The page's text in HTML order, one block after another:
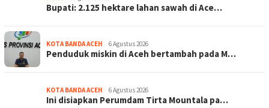
Bupati: 2.125 hektare lahan sawah di Ace…
KOTA BANDA ACEH 6 Agustus 2026
Penduduk miskin di Aceh bertambah pada M…
KOTA BANDA ACEH 6 Agustus 2026
Ini disiapkan Perumdam Tirta Mountala pa…